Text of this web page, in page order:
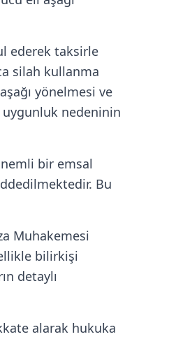
ederek taksirle
silah kullanma
yönelmesi ve
uygunluk nedeninin
bir emsal
Bu
Muhakemesi
bilirkişi
detaylı
alarak hukuka